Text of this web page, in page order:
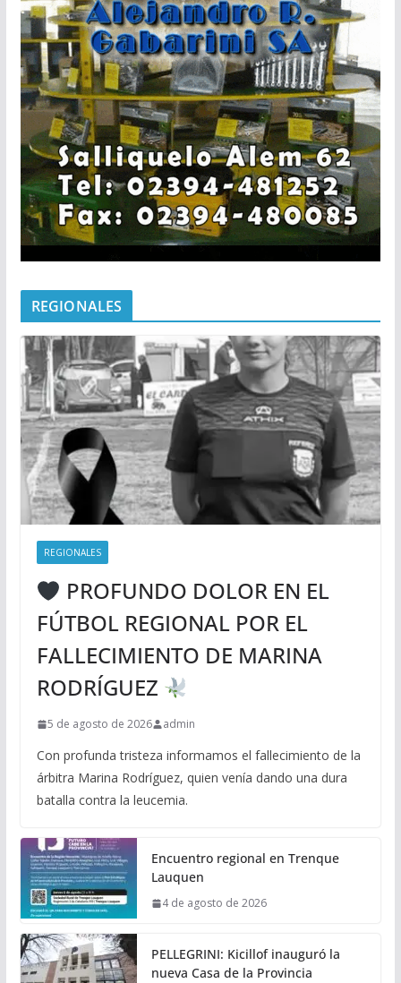
REGIONALES
REGIONALES
PROFUNDO DOLOR EN EL
FÚTBOL REGIONAL POR EL
FALLECIMIENTO DE MARINA
RODRÍGUEZ
5 de agosto de 2026 admin
Con profunda tristeza informamos el fallecimiento de la
árbitra Marina Rodríguez, quien venía dando una dura
batalla contra la leucemia.
Encuentro regional en Trenque
Lauquen
4 de agosto de 2026
PELLEGRINI: Kicillof inauguró la
nueva Casa de la Provincia